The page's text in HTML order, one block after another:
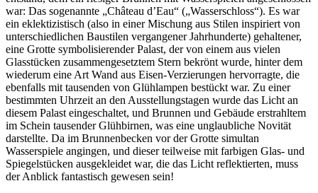
war: Das sogenannte „Château d’Eau“ („Wasserschloss“). Es war
ein eklektizistisch (also in einer Mischung aus Stilen inspiriert von
unterschiedlichen Baustilen vergangener Jahrhunderte) gehaltener,
eine Grotte symbolisierender Palast, der von einem aus vielen
Glasstücken zusammengesetztem Stern bekrönt wurde, hinter dem
wiederum eine Art Wand aus Eisen-Verzierungen hervorragte, die
ebenfalls mit tausenden von Glühlampen bestückt war. Zu einer
bestimmten Uhrzeit an den Ausstellungstagen wurde das Licht an
diesem Palast eingeschaltet, und Brunnen und Gebäude erstrahltem
im Schein tausender Glühbirnen, was eine unglaubliche Novität
darstellte. Da im Brunnenbecken vor der Grotte simultan
Wasserspiele angingen, und dieser teilweise mit farbigen Glas- und
Spiegelstücken ausgekleidet war, die das Licht reflektierten, muss
der Anblick fantastisch gewesen sein!